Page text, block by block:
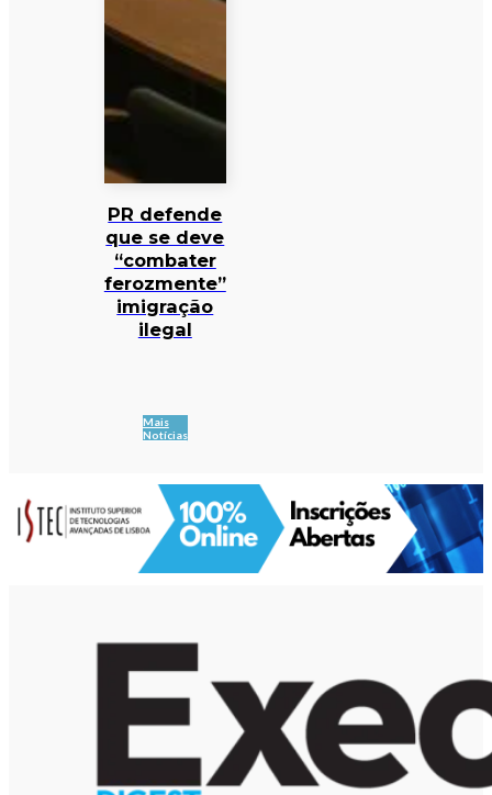
PR defende
que se deve
“combater
ferozmente”
imigração
ilegal
Mais
Notícias